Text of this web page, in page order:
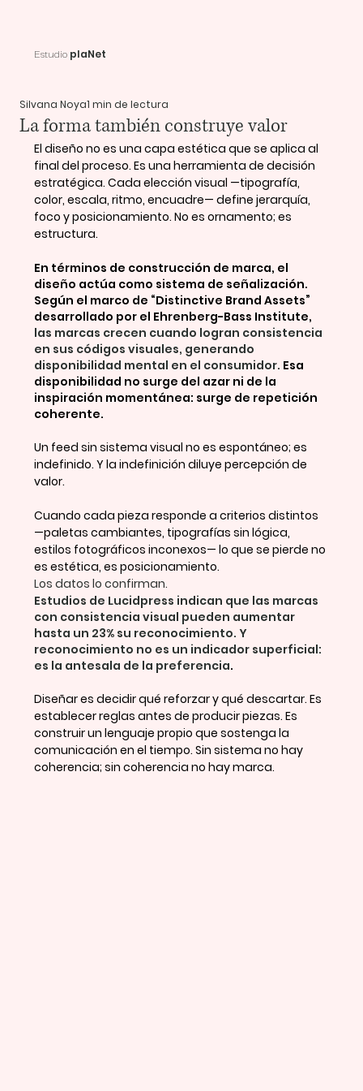
Estudio plaNet
La forma también construye valor
Silvana Noya1 min de lectura
El diseño no es una capa estética que se aplica al
final del proceso. Es una herramienta de decisión
estratégica. Cada elección visual —tipografía,
color, escala, ritmo, encuadre— define jerarquía,
foco y posicionamiento. No es ornamento; es
estructura.
En términos de construcción de marca, el
diseño actúa como sistema de señalización.
Según el marco de “Distinctive Brand Assets”
desarrollado por el Ehrenberg-Bass Institute,
las marcas crecen cuando logran consistencia
en sus códigos visuales, generando
disponibilidad mental en el consumidor. Esa
disponibilidad no surge del azar ni de la
inspiración momentánea: surge de repetición
coherente.
Un feed sin sistema visual no es espontáneo; es
indefinido. Y la indefinición diluye percepción de
valor.
Cuando cada pieza responde a criterios distintos
—paletas cambiantes, tipografías sin lógica,
estilos fotográficos inconexos— lo que se pierde no
es estética, es posicionamiento.
Los datos lo confirman.
Estudios de Lucidpress indican que las marcas
con consistencia visual pueden aumentar
hasta un 23% su reconocimiento. Y
reconocimiento no es un indicador superficial:
es la antesala de la preferencia.
Diseñar es decidir qué reforzar y qué descartar. Es
establecer reglas antes de producir piezas. Es
construir un lenguaje propio que sostenga la
comunicación en el tiempo. Sin sistema no hay
coherencia; sin coherencia no hay marca.